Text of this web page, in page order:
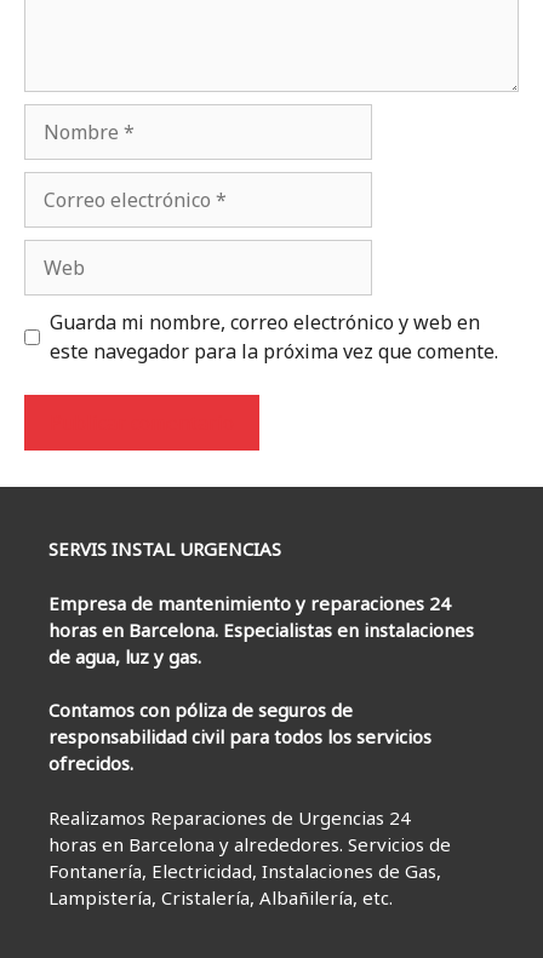
electrónico
Guarda mi nombre, correo electrónico y web en
este navegador para la próxima vez que comente.
SERVIS INSTAL URGENCIAS
Empresa de mantenimiento y reparaciones 24
horas en Barcelona. Especialistas en instalaciones
de agua, luz y gas.
Contamos con póliza de seguros de
responsabilidad civil para todos los servicios
ofrecidos.
Realizamos Reparaciones de Urgencias 24
horas en Barcelona y alrededores. Servicios de
Fontanería, Electricidad, Instalaciones de Gas,
Lampistería, Cristalería, Albañilería, etc.